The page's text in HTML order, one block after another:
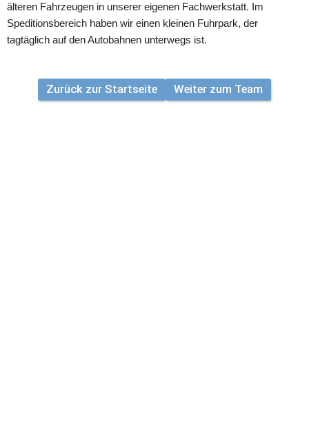
älteren Fahrzeugen in unserer eigenen Fachwerkstatt. Im
Speditionsbereich haben wir einen kleinen Fuhrpark, der
tagtäglich auf den Autobahnen unterwegs ist.
Zurück zur Startseite Weiter zum Team